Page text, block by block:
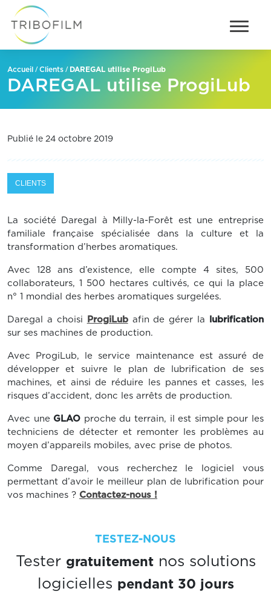
Accueil /Clients / DAREGAL utilise ProgiLub
DAREGAL utilise ProgiLub
Publié le 24 octobre 2019
CLIENTS
La société Daregal à Milly-la-Forêt est une entreprise
familiale française spécialisée dans la culture et la
transformation d’herbes aromatiques.
Avec 128 ans d’existence, elle compte 4 sites, 500
collaborateurs, 1 500 hectares cultivés, ce qui la place
n° 1 mondial des herbes aromatiques surgelées.
Daregal a choisi ProgiLubafin de gérer la lubrification
sur ses machines de production.
Avec ProgiLub, le service maintenance est assuré de
développer et suivre le plan de lubrification de ses
machines, et ainsi de réduire les pannes et casses, les
risques d’accident, donc les arrêts de production.
Avec une GLAO proche du terrain, il est simple pour les
techniciens de détecter et remonter les problèmes au
moyen d’appareils mobiles, avec prise de photos.
Comme Daregal, vous recherchez le logiciel vous
permettant d’avoir le meilleur plan de lubrification pour
vos machines ? Contactez-nous !
TESTEZ-NOUS
Tester gratuitementnos solutions
logicielles pendant 30 jours